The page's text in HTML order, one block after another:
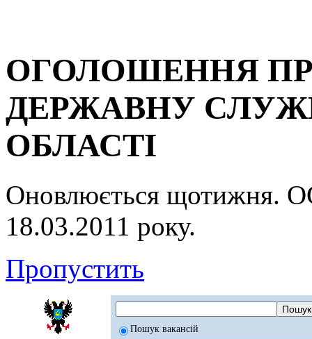
ОГОЛОШЕННЯ
ДЕРЖАВНУ
ОБЛАСТІ
Оновлюється
18.03.2011 року.
Пропустить
Пошук вакансій